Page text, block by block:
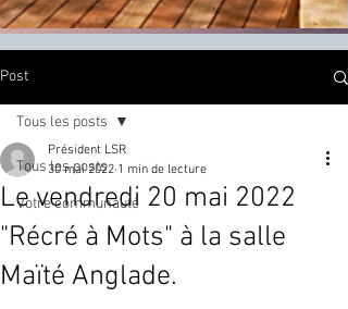
Post
Tous les posts
Votre communauté
Tous les posts
Le vendredi 20 mai 2022
"Récré à Mots" à la salle
Maïté Anglade.
Président LSR
30 mai 2022 1 min de lecture